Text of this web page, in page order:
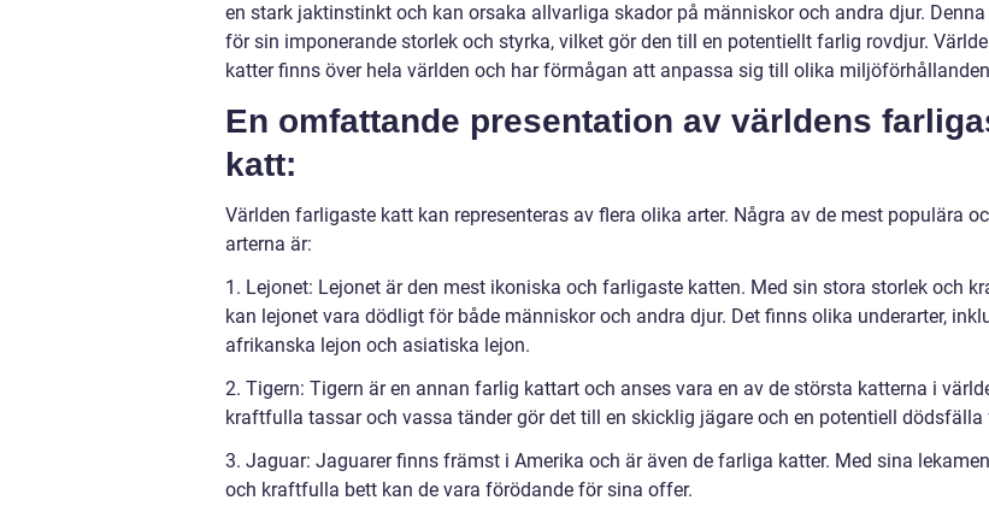
en stark jaktinstinkt och kan orsaka allvarliga skador på människor och andra djur.
för sin imponerande storlek och styrka, vilket gör den till en potentiellt farlig rovdjur.
katter finns över hela världen och har förmågan att anpassa sig till olika
En omfattande presentation av världens
katt:
Världen farligaste katt kan representeras av flera olika arter. Några av de mest populära
arterna är:
1. Lejonet: Lejonet är den mest ikoniska och farligaste katten. Med sin stora storlek och
kan lejonet vara dödligt för både människor och andra djur. Det finns olika underarter,
afrikanska lejon och asiatiska lejon.
2. Tigern: Tigern är en annan farlig kattart och anses vara en av de största katterna i
kraftfulla tassar och vassa tänder gör det till en skicklig jägare och en potentiell dödsfälla
3. Jaguar: Jaguarer finns främst i Amerika och är även de farliga katter. Med sina
och kraftfulla bett kan de vara förödande för sina offer.